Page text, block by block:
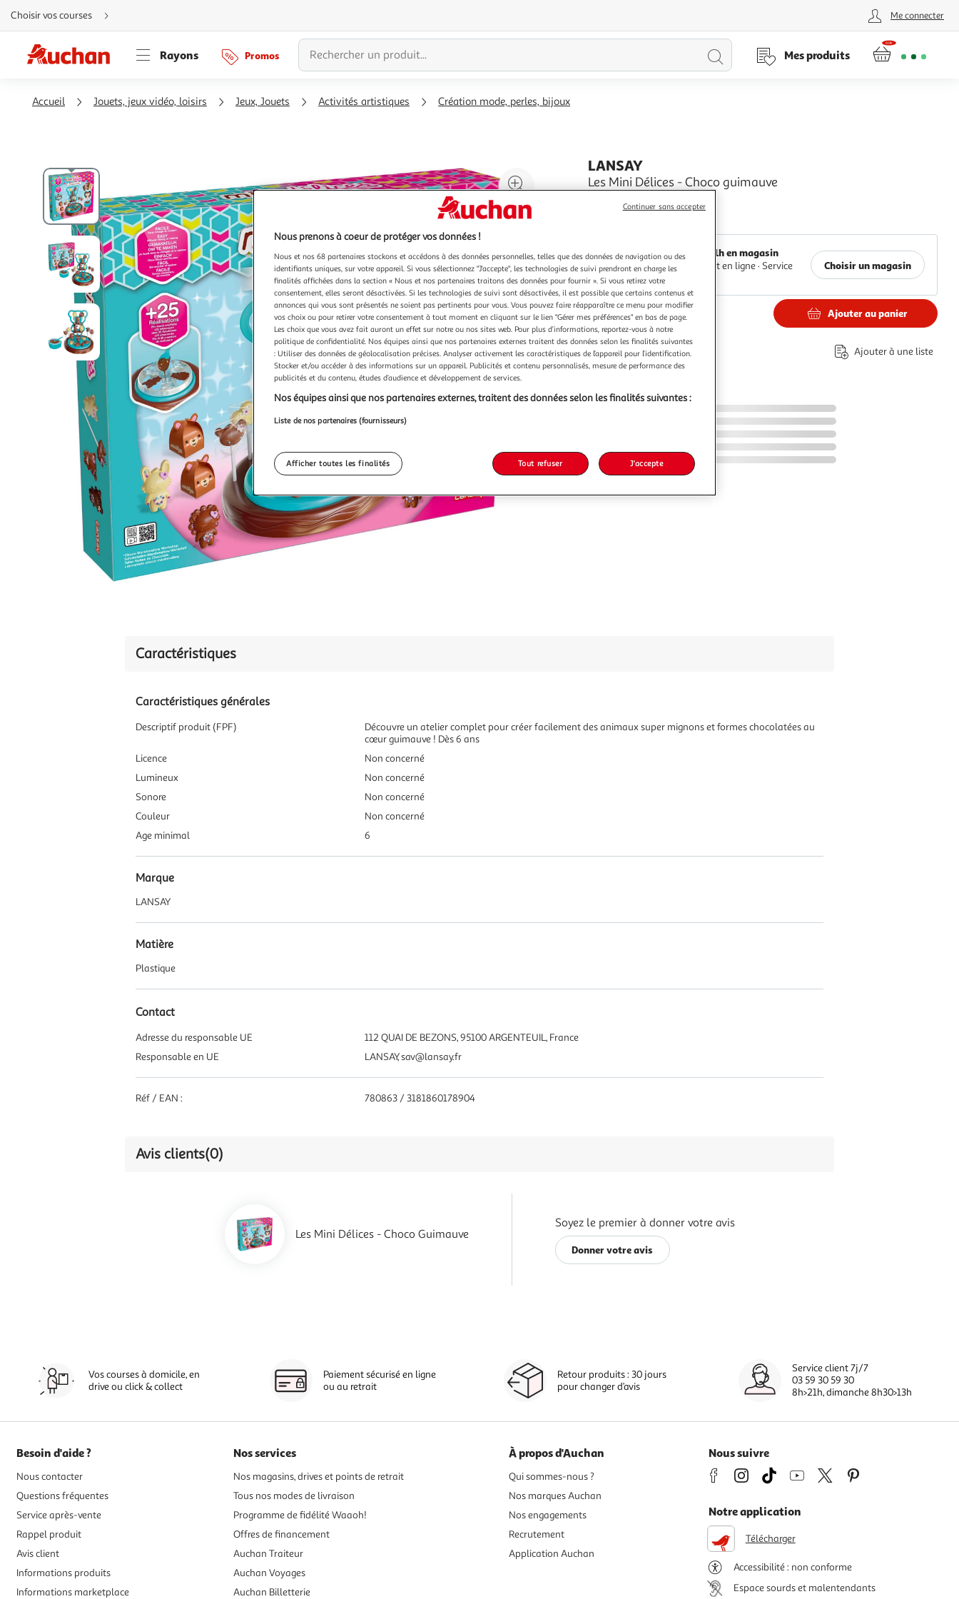
Aller
directement
au
Aller
directement
à
Aller
directement
rubrique
besoin
Choisir vos courses Me connecter
Rayons Promos
Lancer
Mes produits
Accueil Jouets, jeux vidéo, loisirs Jeux, Jouets Activités artistiques Création mode, perles, bijoux
Agrandir
l'illustration
à
Réduire
à
100
%
Partager
le
produit
LANSAY
Les Mini Délices - Choco guimauve
En savoir +
Choisir un magasin
Retrait 1h en magasin
Paiement en ligne ·Service
27,99€
27,99€ / pce
Ajouter au panier
Ajouter à une liste
Caractéristiques
Caractéristiques générales
Descriptif produit (FPF)
Découvre un atelier complet pour créer facilement des animaux super mignons et formes chocolatées au
cœur guimauve ! Dès 6 ans
Licence
Non concerné
Lumineux
Non concerné
Sonore
Non concerné
Couleur
Non concerné
Age minimal
6
Marque
LANSAY
Matière
Plastique
Contact
Adresse du responsable UE
112 QUAI DE BEZONS, 95100 ARGENTEUIL, France
Responsable en UE
LANSAY, sav@lansay.fr
Réf / EAN : 780863 / 3181860178904
Avis clients(0)
Les Mini Délices - Choco Guimauve
Soyez le premier à donner votre avis
Donner votre avis
Vos courses à domicile, en
drive ou click & collect
Paiement sécurisé en ligne
ou au retrait
Retour produits : 30 jours
pour changer d’avis
Service client 7j/7
03 59 30 59 30
8h>21h, dimanche 8h30>13h
Besoin d'aide ?
Nous contacter
Questions fréquentes
Service après-vente
Rappel produit
Avis client
Informations produits
Informations marketplace
Nos services
Nos magasins, drives et points de retrait
Tous nos modes de livraison
Programme de fidélité Waaoh!
Offres de financement
Auchan Traiteur
Auchan Voyages
Auchan Billetterie
À propos d'Auchan
Qui sommes-nous ?
Nos marques Auchan
Nos engagements
Recrutement
Application Auchan
Nous suivre
Notre application
Télécharger
Accessibilité : non conforme
Espace sourds et malentendants
Nous prenons à coeur de protéger vos données !
Nous et nos 68 partenaires stockons et accédons à des données personnelles, telles que des données de navigation ou des
identifiants uniques, sur votre appareil. Si vous sélectionnez "J'accepte", les technologies de suivi prendront en charge les
finalités affichées dans la section « Nous et nos partenaires traitons des données pour fournir ». Si vous retirez votre
consentement, elles seront désactivées. Si les technologies de suivi sont désactivées, il est possible que certains contenus et
annonces qui vous sont présentés ne soient pas pertinents pour vous. Vous pouvez faire réapparaître ce menu pour modifier
vos choix ou pour retirer votre consentement à tout moment en cliquant sur le lien "Gérer mes préférences" en bas de page.
Les choix que vous avez fait auront un effet sur notre ou nos sites web. Pour plus d’informations, reportez-vous à notre
politique de confidentialité. Nos équipes ainsi que nos partenaires externes traitent des données selon les finalités suivantes
: Utiliser des données de géolocalisation précises. Analyser activement les caractéristiques de l’appareil pour l’identification.
Stocker et/ou accéder à des informations sur un appareil. Publicités et contenu personnalisés, mesure de performance des
publicités et du contenu, études d’audience et développement de services.
Nos équipes ainsi que nos partenaires externes, traitent des données selon les finalités suivantes :
Liste de nos partenaires (fournisseurs)
Afficher toutes les finalités Tout refuser J'accepte
Continuer sans accepter